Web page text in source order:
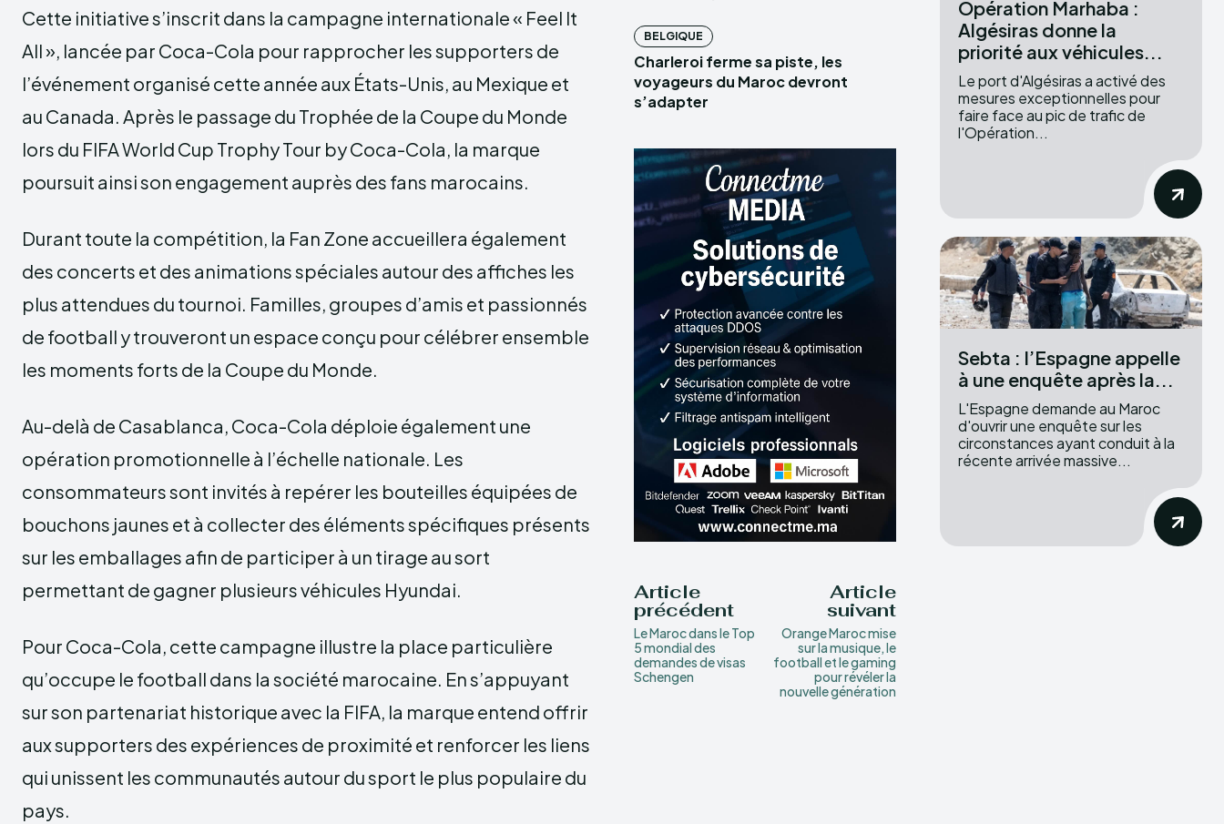
Cette initiative s’inscrit dans la campagne internationale « Feel It
All », lancée par Coca-Cola pour rapprocher les supporters de
l’événement organisé cette année aux États-Unis, au Mexique et
au Canada. Après le passage du Trophée de la Coupe du Monde
lors du FIFA World Cup Trophy Tour by Coca-Cola, la marque
poursuit ainsi son engagement auprès des fans marocains.
Durant toute la compétition, la Fan Zone accueillera également
des concerts et des animations spéciales autour des affiches les
plus attendues du tournoi. Familles, groupes d’amis et passionnés
de football y trouveront un espace conçu pour célébrer ensemble
les moments forts de la Coupe du Monde.
Au-delà de Casablanca, Coca-Cola déploie également une
opération promotionnelle à l’échelle nationale. Les
consommateurs sont invités à repérer les bouteilles équipées de
bouchons jaunes et à collecter des éléments spécifiques présents
sur les emballages afin de participer à un tirage au sort
permettant de gagner plusieurs véhicules Hyundai.
Pour Coca-Cola, cette campagne illustre la place particulière
qu’occupe le football dans la société marocaine. En s’appuyant
sur son partenariat historique avec la FIFA, la marque entend offrir
aux supporters des expériences de proximité et renforcer les liens
qui unissent les communautés autour du sport le plus populaire du
pays.
BELGIQUE
Charleroi ferme sa piste, les
voyageurs du Maroc devront
s’adapter
Article
précédent
Le Maroc dans le Top
5 mondial des
demandes de visas
Schengen
Article
suivant
Orange Maroc mise
sur la musique, le
football et le gaming
pour révéler la
nouvelle génération
Opération Marhaba :
Algésiras donne la
priorité aux véhicules...
Le port d'Algésiras a activé des
mesures exceptionnelles pour
faire face au pic de trafic de
l'Opération...
Sebta : l’Espagne appelle
à une enquête après la...
L'Espagne demande au Maroc
d'ouvrir une enquête sur les
circonstances ayant conduit à la
récente arrivée massive...